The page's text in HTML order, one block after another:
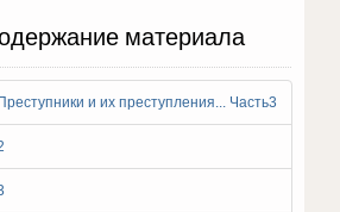
материала
Преступники и их преступления... Часть3